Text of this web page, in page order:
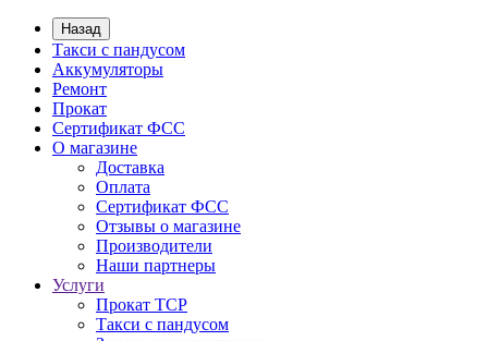
Назад
Такси с пандусом
Аккумуляторы
Ремонт
Прокат
Сертификат ФСС
О магазине
Доставка
Оплата
Сертификат ФСС
Отзывы о магазине
Производители
Наши партнеры
Услуги
Прокат ТСР
Такси с пандусом